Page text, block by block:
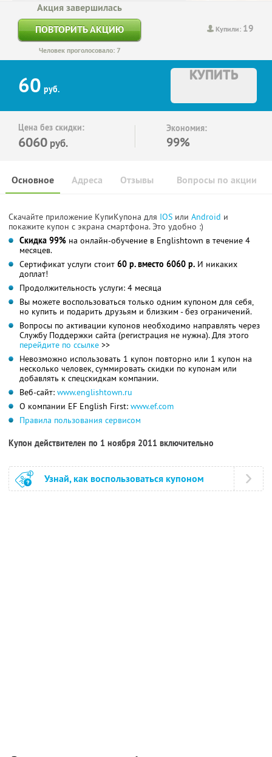
Купили: 19
Акция завершилась
ПОВТОРИТЬ АКЦИЮ
Человек проголосовало: 7
60 руб.
КУПИТЬ
Цена без скидки:
6060 руб.
Экономия:
99%
Основное Отзывы Вопросы по акции
Адреса
Скачайте приложение КупиКупона для IOS или Android и
покажите купон с экрана смартфона. Это удобно :)
Скидка 99% на онлайн-обучение в Englishtown в течение 4
месяцев.
Сертификат услуги стоит 60 р. вместо 6060 р. И никаких
доплат!
Продолжительность услуги: 4 месяца
Вы можете воспользоваться только одним купоном для себя,
но купить и подарить друзьям и близким - без ограничений.
Вопросы по активации купонов необходимо направлять через
Службу Поддержки сайта (регистрация не нужна). Для этого
перейдите по ссылке >>
Невозможно использовать 1 купон повторно или 1 купон на
несколько человек, суммировать скидки по купонам или
добавлять к спецскидкам компании.
Веб-сайт: www.englishtown.ru
О компании EF English First: www.ef.com
Правила пользования сервисом
Купон действителен по 1 ноября 2011 включительно
Узнай, как воспользоваться купоном